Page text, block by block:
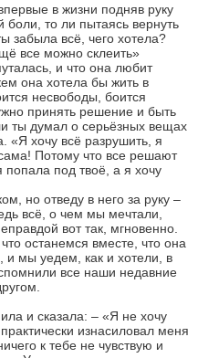
в жизни подняв руку
боли, то ли пытаясь вернуть
забыла всё, чего хотела?
все можно склеить»
и что она любит
она хотела бы жить в
несвободы, боится
принять решение и быть
ты думал о серьёзных вещах
«Я хочу всё разрушить, я
Потому что все решают
под твоё, а я хочу
но отведу в него за руку –
всё, о чем мы мечтали,
вот так, мгновенно.
останемся вместе, что она
и мы уедем, как и хотели, в
все наши недавние
и сказала: – «Я не хочу
изнасиловал меня
к тебе не чувствую и